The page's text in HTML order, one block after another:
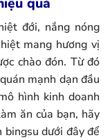
đới, nắng nóng
mang hương vị
chào đón. Từ đó
mạnh dạn đầu
hình kinh doanh
ăn của bạn, hãy
dưới đây để